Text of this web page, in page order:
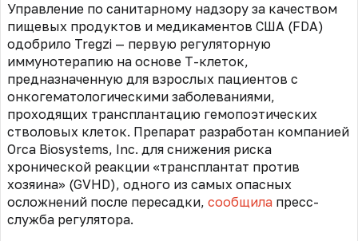
Управление по санитарному надзору за качеством
пищевых продуктов и медикаментов США (FDA)
одобрило Tregzi — первую регуляторную
иммунотерапию на основе Т-клеток,
предназначенную для взрослых пациентов с
онкогематологическими заболеваниями,
проходящих трансплантацию гемопоэтических
стволовых клеток. Препарат разработан компанией
Orca Biosystems, Inc. для снижения риска
хронической реакции «трансплантат против
хозяина» (GVHD), одного из самых опасных
осложнений после пересадки, сообщила пресс-
служба регулятора.